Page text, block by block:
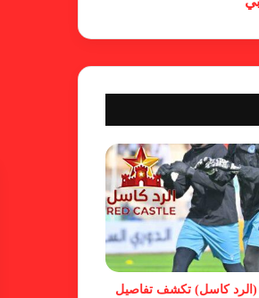
خطوة مريخية وغضب
والمسابقات
.. ريجيكامب
كاسل) تكشف تفاصيل